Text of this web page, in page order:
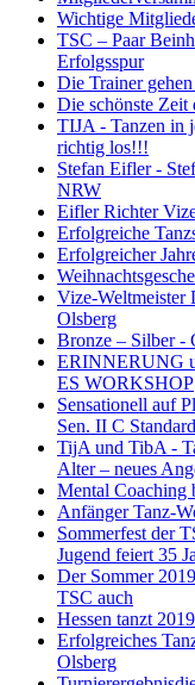
Wichtige
TSC – Paar
Erfolgsspur
Die Trainer
Die schönste Zeit
TIJA - Tanzen in
richtig los!!!
Stefan Eifler -
NRW
Eifler Richter
Erfolgreiche
Erfolgreicher
Vize-Weltmeister
Olsberg
Bronze – Silber -
ERINNERUNG
ES WORKSHOP
Sensationell auf
Sen. II C Standard
TijA und TibA -
Alter – neues
Mental Coaching
Anfänger Tanz-
Sommerfest der
Jugend feiert 35
Der Sommer
TSC auch
Hessen tanzt 2019
Erfolgreiches
Olsberg